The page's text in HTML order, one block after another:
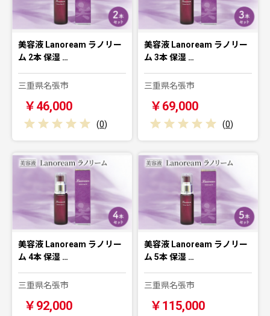
美容液 Lanoream ラノリー
ム 2本 保湿 …
三重県名張市
￥46,000
(0)
美容液 Lanoream ラノリー
ム 3本 保湿 …
三重県名張市
￥69,000
(0)
美容液 Lanoream ラノリー
ム 4本 保湿 …
三重県名張市
￥92,000
美容液 Lanoream ラノリー
ム 5本 保湿 …
三重県名張市
￥115,000